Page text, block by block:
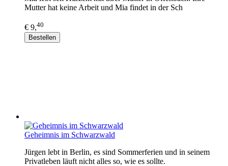
Mutter hat keine Arbeit und Mia findet in der Sch
€ 9,40
Bestellen
Geheimnis im Schwarzwald
Jürgen lebt in Berlin, es sind Sommerferien und in seinem
Privatleben läuft nicht alles so, wie es sollte.